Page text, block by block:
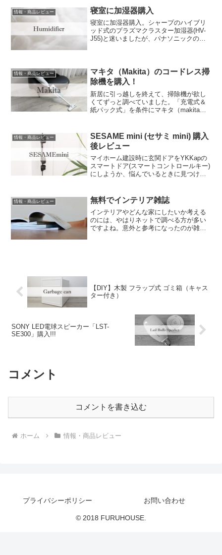
なければならない点など書きました。
情報・商品レビュー 寝室に加湿器購入
寝室に加湿器購入。シャープのハイブリ
ッド式のプラズマクラスター加湿器(HV-
J55)と迷いましたが、パナソニックのナ
情報・商品レビュー
マキタ（Makita）のコードレス掃
除機を購入！
新居に引っ越しを終えて、掃除機が欲し
くてずっと調べていました。「充電式＆
紙パック式」を条件にマキタ（makita）
ｈのバッテリーのセットを紹介。
情報・商品レビュー
SESAME mini (セサミ mini) 購入
後レビュー
マイホーム建設時に玄関ドアをYKKapの
スマートドア(スマートコントロールキー)
にしようか、悩んでいるときに見つけた
レビューです。
情報・商品レビュー 無料でインテリア雑誌
インテリアやどんな家にしたいか考える
のには、やはりネットで調べる方が多い
ですよね。意外と参考になったのが雑誌
【DIY】木製 フラップ式 ゴミ箱（キャス
ター付き）
SONY LED電球スピーカー「LST-
SE300」購入!!!
コメント
コメントを書き込む
ホーム 情報・商品レビュー
プライバシーポリシー お問い合わせ
© 2018 FURUHOUSE.